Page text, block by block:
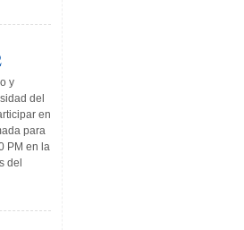
y
del
en
para
PM en la
del